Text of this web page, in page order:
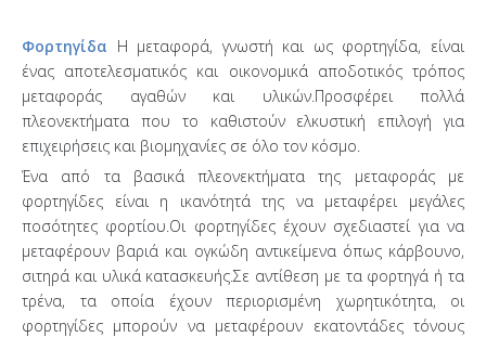
Φορτηγίδα Η μεταφορά, γνωστή και ως φορτηγίδα, είναι
ένας αποτελεσματικός και οικονομικά αποδοτικός τρόπος
μεταφοράς αγαθών και υλικών.Προσφέρει πολλά
πλεονεκτήματα που το καθιστούν ελκυστική επιλογή για
επιχειρήσεις και βιομηχανίες σε όλο τον κόσμο.
Ένα από τα βασικά πλεονεκτήματα της μεταφοράς με
φορτηγίδες είναι η ικανότητά της να μεταφέρει μεγάλες
ποσότητες φορτίου.Οι φορτηγίδες έχουν σχεδιαστεί για να
μεταφέρουν βαριά και ογκώδη αντικείμενα όπως κάρβουνο,
σιτηρά και υλικά κατασκευής.Σε αντίθεση με τα φορτηγά ή τα
τρένα, τα οποία έχουν περιορισμένη χωρητικότητα, οι
φορτηγίδες μπορούν να μεταφέρουν εκατοντάδες τόνους